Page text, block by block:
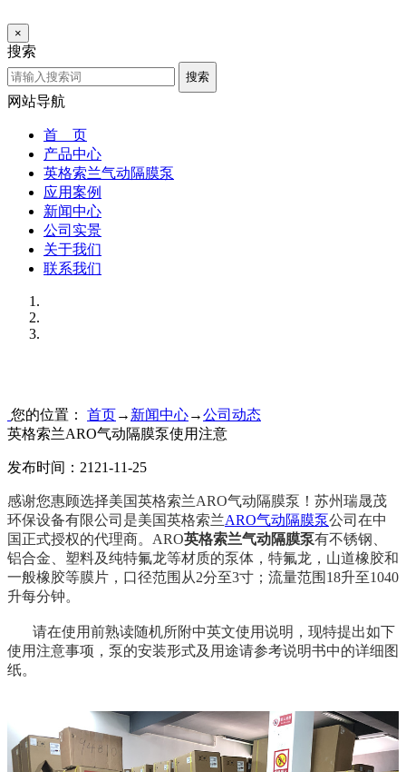
×
搜索
搜索
网站导航
首 页
产品中心
英格索兰气动隔膜泵
应用案例
新闻中心
公司实景
关于我们
联系我们
您的位置： 首页→ 新闻中心→公司动态
英格索兰ARO气动隔膜泵使用注意
发布时间：2121-11-25
感谢您惠顾选择美国英格索兰ARO气动隔膜泵 ！苏州瑞晟茂
环保设备有限公司是美国英格索兰ARO气动隔膜泵公司在中
国正式授权的代理商。ARO英格索兰气动隔膜泵有不锈钢、
铝合金、塑料及纯特氟龙等材质的泵体，特氟龙，山道橡胶和
一般橡胶等膜片，口径范围从2分至3寸；流量范围18升至1040
升每分钟。
请在使用前熟读随机所附中英文使用说明，现特提出如下
使用注意事项，泵的安装形式及用途请参考说明书中的详细图
纸。